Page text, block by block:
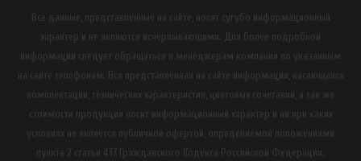
Все данные, представленные на сайте, носят сугубо информационный
характер и не являются исчерпывающими. Для более подробной
информации следует обращаться к менеджерам компании по указанным
на сайте телефонам. Вся представленная на сайте информация, касающаяся
комплектации, технических характеристик, цветовых сочетаний, а так же
стоимости продукции носит информационный характер и ни при каких
условиях не является публичной офертой, определяемой положениями
пункта 2 статьи 437 Гражданского Кодекса Российской Федерации.